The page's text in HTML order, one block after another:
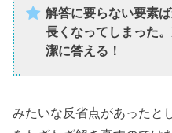
解答に要らない要素
長くなってしまった
潔に答える！
みたいな反省点があったと